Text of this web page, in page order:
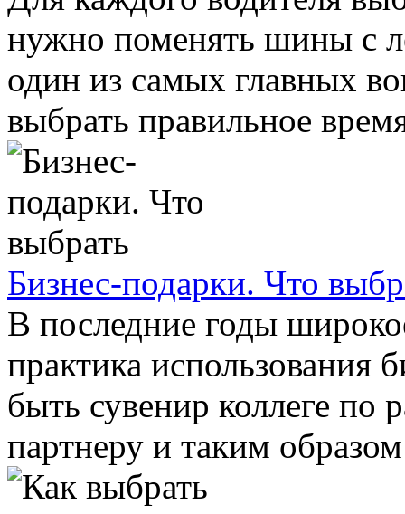
нужно поменять шины с
один из самых главных
выбрать правильное
Бизнес-подарки. Что
В последние годы
практика использования
быть сувенир коллеге по
партнеру и таким